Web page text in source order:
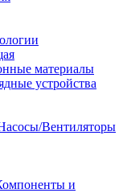
материалы
устройства
Вентиляторы
и